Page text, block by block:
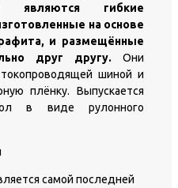
являются гибкие
на основе
и размещённые
друг другу. Они
шиной и
плёнку. Выпускается
в виде рулонного
самой последней